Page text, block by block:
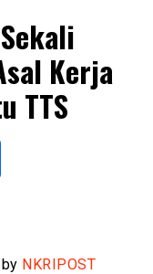
Kerja
TTS
NKRIPOST